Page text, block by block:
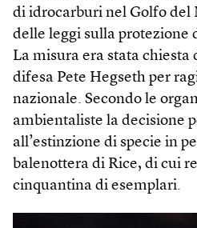
di idrocarburi nel Golfo del
delle leggi sulla protezione
La misura era stata chiesta
difesa Pete Hegseth per
nazionale. Secondo le
ambientaliste la decisione
all’estinzione di specie in
balenottera di Rice, di cui
cinquantina di esemplari.